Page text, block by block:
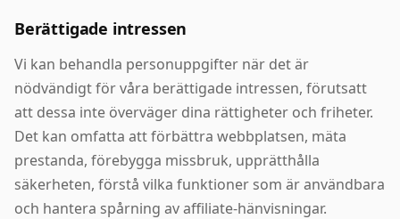
Berättigade intressen
Vi kan behandla personuppgifter när det är
nödvändigt för våra berättigade intressen, förutsatt
att dessa inte överväger dina rättigheter och friheter.
Det kan omfatta att förbättra webbplatsen, mäta
prestanda, förebygga missbruk, upprätthålla
säkerheten, förstå vilka funktioner som är användbara
och hantera spårning av affiliate-hänvisningar.